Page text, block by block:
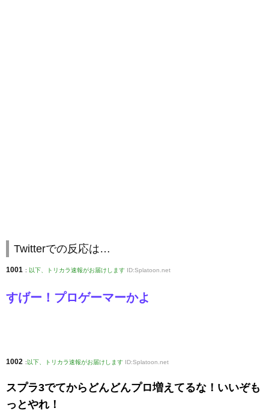
Twitterでの反応は…
1001 : 以下、トリカラ速報がお届けします ID:Splatoon.net
すげー！プロゲーマーかよ
1002 : 以下、トリカラ速報がお届けします ID:Splatoon.net
スプラ3でてからどんどんプロ増えてるな！いいぞも
っとやれ！